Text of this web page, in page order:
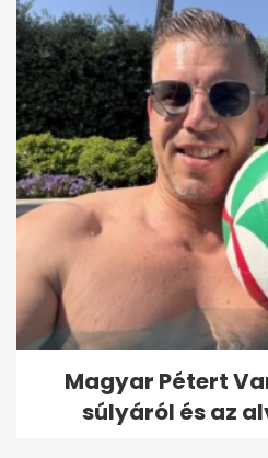
Magyar Pétert
súlyáról és az